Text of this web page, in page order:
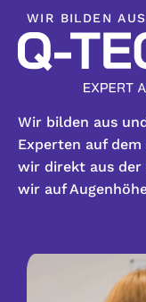
WIR BILDEN AUS
Wir bilden aus
Experten auf
wir direkt aus der
wir auf